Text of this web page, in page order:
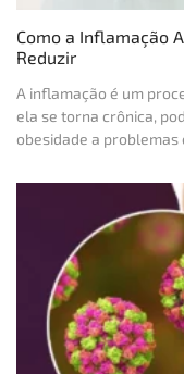
Como a Inflamação
Reduzir
A inflamação é um
ela se torna crônica,
obesidade a problemas